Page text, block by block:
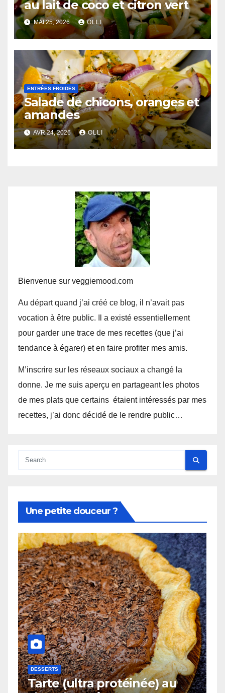
au lait de coco et citron vert
MAI 25, 2026 OLLI
ENTRÉES FROIDES
Salade de chicons, oranges et
amandes
AVR 24, 2026 OLLI
Bienvenue sur veggiemood.com
Au départ quand j’ai créé ce blog, il n’avait pas
vocation à être public. Il a existé essentiellement
pour garder une trace de mes recettes (que j’ai
tendance à égarer) et en faire profiter mes amis.
M’inscrire sur les réseaux sociaux a changé la
donne. Je me suis aperçu en partageant les photos
de mes plats que certains étaient intéressés par mes
recettes, j’ai donc décidé de le rendre public…
Une petite douceur ?
DESSERTS
Tarte (ultra protéinée) au